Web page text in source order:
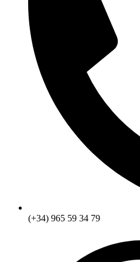
(+34) 965 59 34 79